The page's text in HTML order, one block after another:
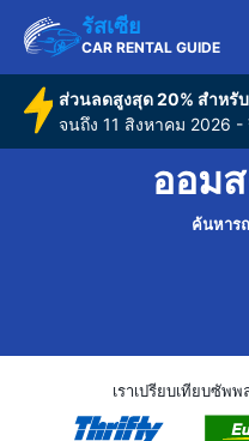
รัสเซีย
CAR RENTAL GUIDE
ส่วนลดสูงสุด 20% สำหรั
จนถึง 11 สิงหาคม 2026
ออม
ค้นหาร
เราเปรียบเทียบซัพ